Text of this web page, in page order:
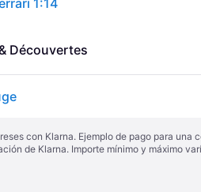
1:14
Découvertes
con Klarna. Ejemplo de pago para
de Klarna. Importe mínimo y máximo